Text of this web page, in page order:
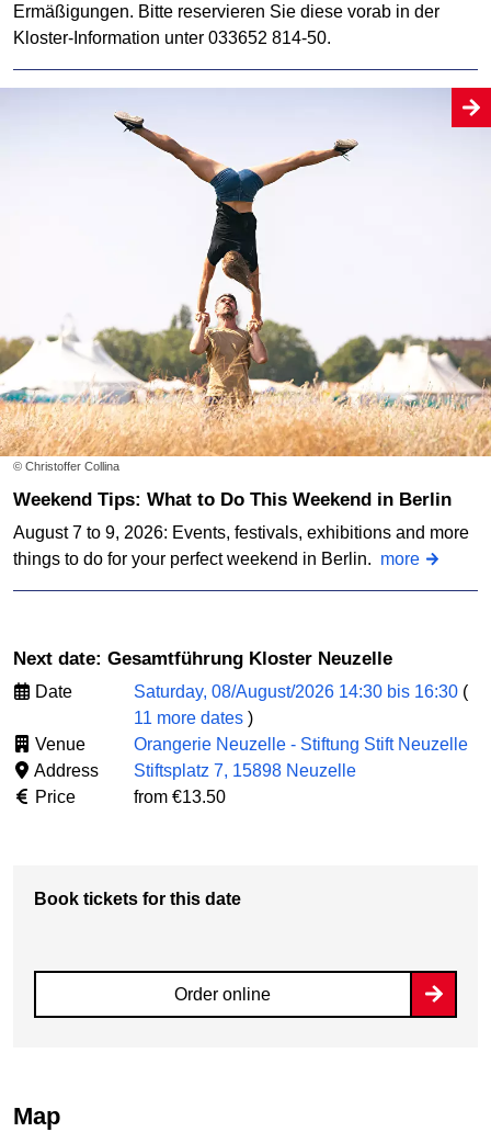
Ermäßigungen. Bitte reservieren Sie diese vorab in der
Kloster-Information unter 033652 814-50.
© Christoffer Collina
Weekend Tips: What to Do This Weekend in Berlin
August 7 to 9, 2026: Events, festivals, exhibitions and more
things to do for your perfect weekend in Berlin. more
Next date: Gesamtführung Kloster Neuzelle
Date Saturday, 08/August/2026 14:30 bis 16:30 (
11 more dates )
Venue
Orangerie Neuzelle - Stiftung Stift Neuzelle
Address
Stiftsplatz 7, 15898 Neuzelle
Price
from €13.50
Book tickets for this date
Order online
Map